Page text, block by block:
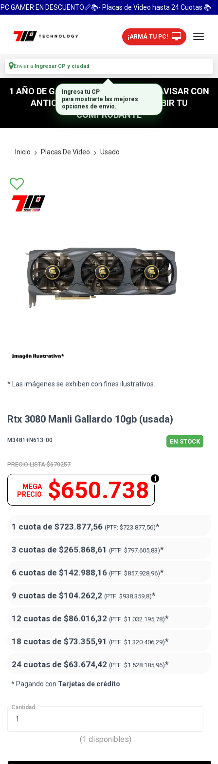
GAMER EN DESCUENTO📏📚- Placas de Video hasta 24 Cuotas 📚
¡ARMÁ TU PC!
Enviar a Ingresar CP y ciudad
1 AÑO DE GARANTIA! / PARA RETIRO AVISAR CON
ANTICIPACION / NO OLVIDES SUBIR TU
COMPROBANTE
Inicio Placas De Video Usado
* Las imágenes se exhiben con fines ilustrativos.
Rtx 3080 Manli Gallardo 10gb (usada)
M3481+N613-00 EN STOCK
$670257
$650.738
MEGA
PRECIO
1 cuota de $723.877,56 (PTF: $723.877,56)*
3 cuotas de $265.868,61 (PTF: $797.605,83)*
6 cuotas de $142.988,16 (PTF: $857.928,96)*
9 cuotas de $104.262,2 (PTF: $938.359,8)*
12 cuotas de $86.016,32 (PTF: $1.032.195,78)*
18 cuotas de $73.355,91 (PTF: $1.320.406,29)*
24 cuotas de $63.674,42 (PTF: $1.528.185,96)*
* Pagando con Tarjetas de crédito.
Cantidad
(1 disponibles)
Ingresa tu CP
para mostrarte las mejores
opciones de envío.